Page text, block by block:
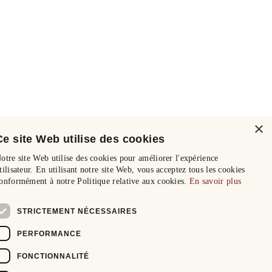
×
site Web utilise des cookies
site Web utilise des cookies pour améliorer l'expérience
En utilisant notre site Web, vous acceptez tous les cookies
à notre Politique relative aux cookies. En savoir plus
STRICTEMENT NÉCESSAIRES
PERFORMANCE
FONCTIONNALITÉ